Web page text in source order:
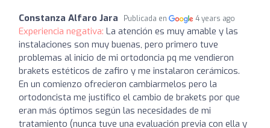
Constanza Alfaro Jara Publicada en 4 years ago
Experiencia negativa: La atención es muy amable y las
instalaciones son muy buenas, pero primero tuve
problemas al inicio de mi ortodoncia pq me vendieron
brakets estéticos de zafiro y me instalaron cerámicos.
En un comienzo ofrecieron cambiarmelos pero la
ortodoncista me justifico el cambio de brakets por que
eran más óptimos según las necesidades de mi
tratamiento (nunca tuve una evaluación previa con ella y